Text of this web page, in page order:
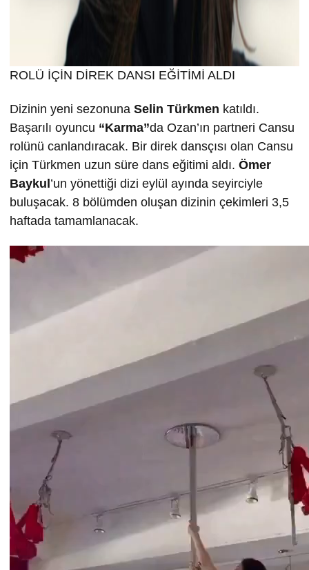
ROLÜ İÇİN DİREK DANSI EĞİTİMİ ALDI
Dizinin yeni sezonuna Selin Türkmen katıldı.
Başarılı oyuncu “Karma”da Ozan’ın partneri Cansu
rolünü canlandıracak. Bir direk dansçısı olan Cansu
için Türkmen uzun süre dans eğitimi aldı. Ömer
Baykul ’un yönettiği dizi eylül ayında seyirciyle
buluşacak. 8 bölümden oluşan dizinin çekimleri 3,5
haftada tamamlanacak.